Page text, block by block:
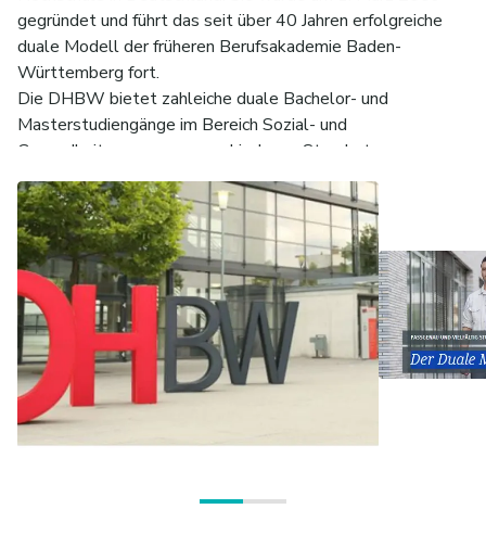
gegründet und führt das seit über 40 Jahren erfolgreiche
duale Modell der früheren Berufsakademie Baden-
Württemberg fort.
Die DHBW bietet zahleiche duale Bachelor- und
Masterstudiengänge im Bereich Sozial- und
Gesundheitswesen an verschiedenen Standorten an.